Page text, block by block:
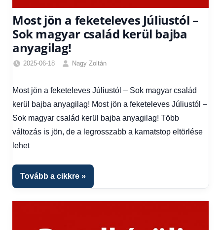
Most jön a feketeleves Júliustól –
Sok magyar család kerül bajba
anyagilag!
2025-06-18
Nagy Zoltán
Gazdaság,
Hírek,
Hírek
Most jön a feketeleves Júliustól – Sok magyar család
kerül bajba anyagilag! Most jön a feketeleves Júliustól –
Sok magyar család kerül bajba anyagilag! Több
változás is jön, de a legrosszabb a kamatstop eltörlése
lehet
Tovább a cikkre